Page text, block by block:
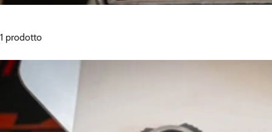
1 prodotto